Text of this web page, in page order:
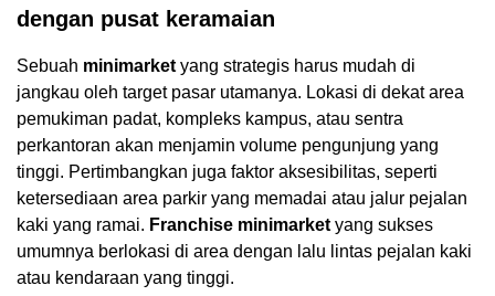
dengan pusat keramaian
Sebuah minimarket yang strategis harus mudah di
jangkau oleh target pasar utamanya. Lokasi di dekat area
pemukiman padat, kompleks kampus, atau sentra
perkantoran akan menjamin volume pengunjung yang
tinggi. Pertimbangkan juga faktor aksesibilitas, seperti
ketersediaan area parkir yang memadai atau jalur pejalan
kaki yang ramai. Franchise minimarket yang sukses
umumnya berlokasi di area dengan lalu lintas pejalan kaki
atau kendaraan yang tinggi.